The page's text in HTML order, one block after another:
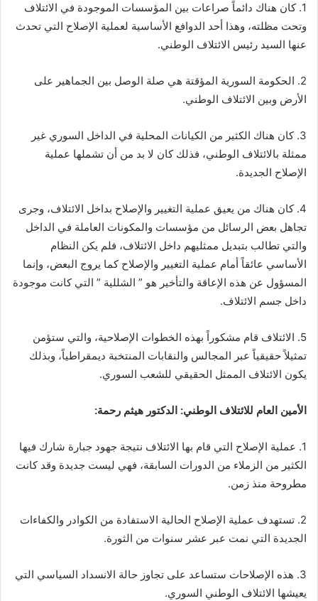
1. كان هناك دائماً صراعات بين المؤسسات الموجودة في الائتلاف
وتحت مظلته، وهذا أحد الدوافع الأساسية لعملية الإصلاح التي تحدث
عنها السيد رئيس الائتلاف الوطني.
2. الحكومة السورية المؤقتة هي صلة الوصل بين الجماهير على
الأرض وبين الائتلاف الوطني.
3. كان هناك الكثير من الكيانات المحلية في الداخل السوري غير
ممثلة بالائتلاف الوطني، فذلك كان لا بد من أن تشملها عملية
الإصلاح الجديدة.
4. كان هناك من يعيق عملية التغيير والإصلاح بداخل الائتلاف، وجرى
تجاهل بعض الرسائل من مؤسسات والمكونات العاملة في الداخل
والتي تطالب بتبديل ممثليهم داخل الائتلاف، فلم يكن النظام
الأساسي عائقاً أمام عملية التغيير والإصلاح كما يروج البعض، وإنما
المسؤول عن هذه الإعاقة والتأخير هو ” الشللية ” التي كانت موجودة
داخل جسم الائتلاف.
5. الائتلاف قام مشكوراً بهذه الخطوات الإصلاحية، والتي ستؤمن
تمثيلاً حقيقياً عبر المجالس والنقابات المنتخبة ديمقراطياً، وبذلك
يكون الائتلاف الممثل الحقيقي للشعب السوري.
الأمين العام للائتلاف الوطني: الدكتور هيثم رحمة:
1. عملية الإصلاح التي قام بها الائتلاف نتيجة جهود جبارة شارك فيها
الكثير من الزملاء من الدورات السابقة، فهي ليست جديدة وقد كانت
مطروحة منذ زمن.
2. تستهدف عملية الإصلاح الحالية الاستفادة من الكوادر والكفاءات
الجديدة التي نمت عبر عشر سنوات من الثورة.
3. هذه الإصلاحات ستساعد على تجاوز حالة الانسداد السياسي التي
يعيشها الائتلاف الوطني السوري.